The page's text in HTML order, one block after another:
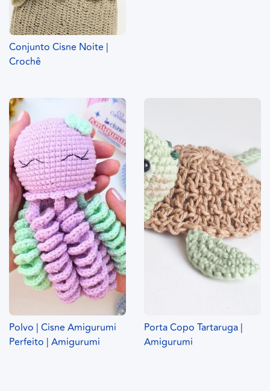
Conjunto Cisne Noite |
Crochê
Polvo | Cisne Amigurumi
Perfeito | Amigurumi
Porta Copo Tartaruga |
Amigurumi